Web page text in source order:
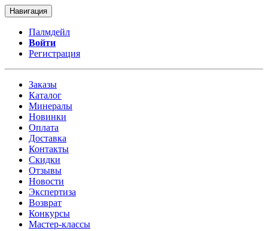
Навигация
Палмдейл
Войти
Регистрация
Заказы
Каталог
Минералы
Новинки
Оплата
Доставка
Контакты
Скидки
Отзывы
Новости
Экспертиза
Возврат
Конкурсы
Мастер-классы